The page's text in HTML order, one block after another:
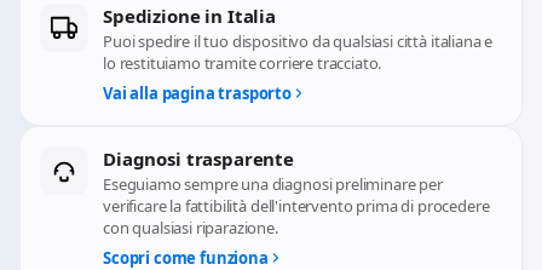
Spedizione in Italia
Puoi spedire il tuo dispositivo da qualsiasi città italiana e
lo restituiamo tramite corriere tracciato.
Vai alla pagina trasporto
Diagnosi trasparente
Eseguiamo sempre una diagnosi preliminare per
verificare la fattibilità dell'intervento prima di procedere
con qualsiasi riparazione.
Scopri come funziona